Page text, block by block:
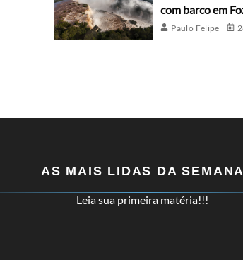
com barco em
Paulo Felipe
AS MAIS LIDAS DA SEMANA
Leia sua primeira matéria!!!